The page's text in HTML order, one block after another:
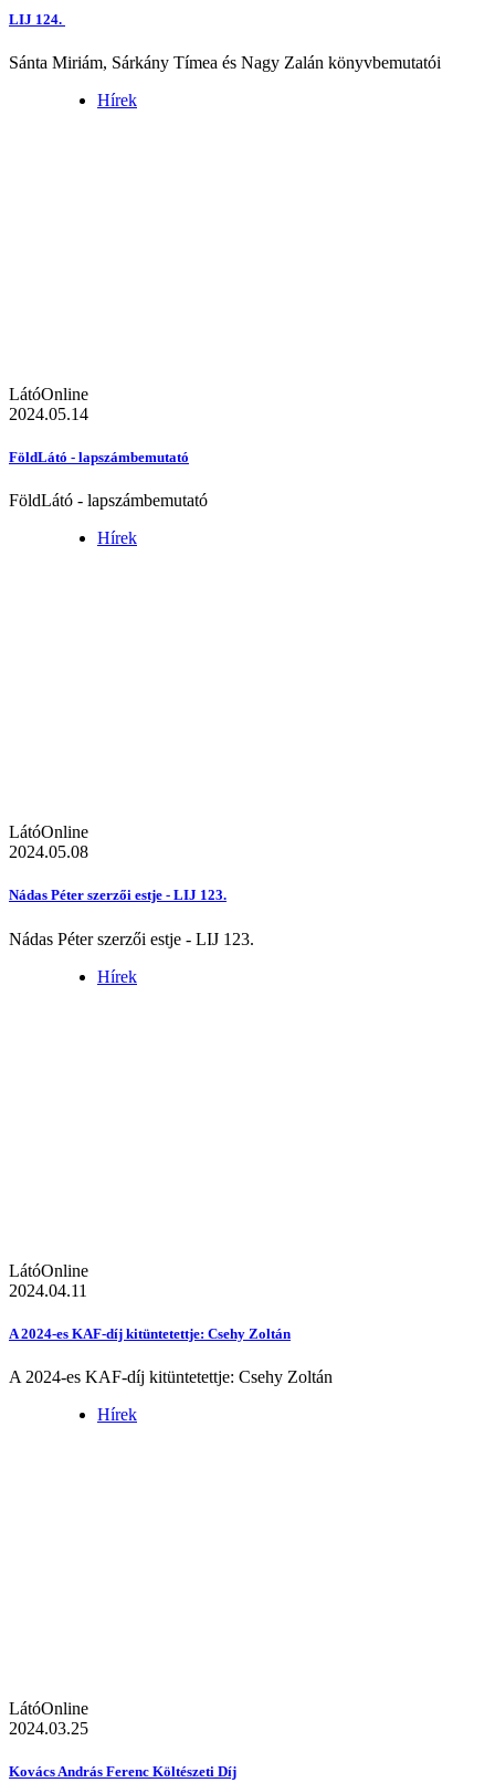
LIJ 124.
Sánta Miriám, Sárkány Tímea és Nagy Zalán könyvbemutatói
Hírek
LátóOnline
2024.05.14
FöldLátó - lapszámbemutató
FöldLátó - lapszámbemutató
Hírek
LátóOnline
2024.05.08
Nádas Péter szerzői estje - LIJ 123.
Nádas Péter szerzői estje - LIJ 123.
Hírek
LátóOnline
2024.04.11
A 2024-es KAF-díj kitüntetettje: Csehy Zoltán
A 2024-es KAF-díj kitüntetettje: Csehy Zoltán
Hírek
LátóOnline
2024.03.25
Kovács András Ferenc Költészeti Díj